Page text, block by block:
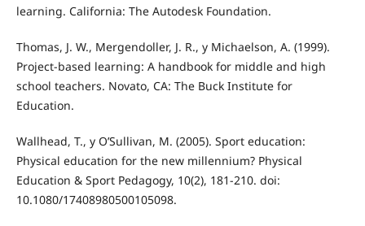
learning. California: The Autodesk Foundation.
Thomas, J. W., Mergendoller, J. R., y Michaelson, A. (1999).
Project-based learning: A handbook for middle and high
school teachers. Novato, CA: The Buck Institute for
Education.
Wallhead, T., y O’Sullivan, M. (2005). Sport education:
Physical education for the new millennium? Physical
Education & Sport Pedagogy, 10(2), 181-210. doi:
10.1080/17408980500105098.